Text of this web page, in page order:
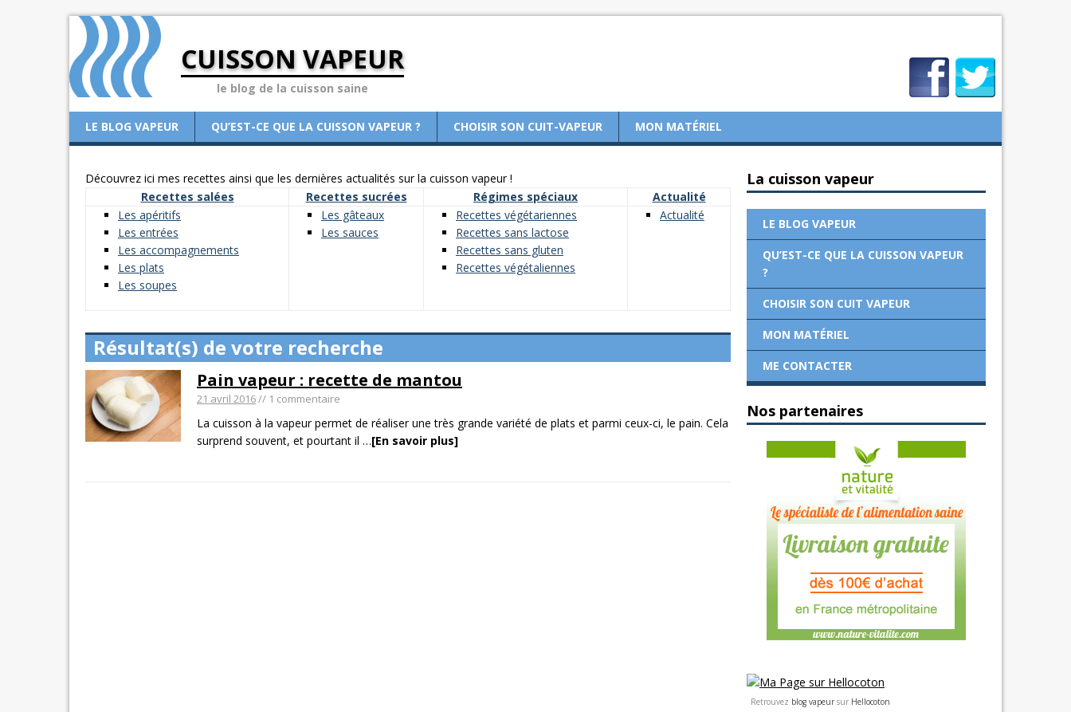
CUISSON VAPEUR
le blog de la cuisson saine
LE BLOG VAPEUR QU’EST-CE QUE LA CUISSON VAPEUR ? CHOISIR SON CUIT-VAPEUR MON MATÉRIEL
Découvrez ici mes recettes ainsi que les dernières actualités sur la cuisson vapeur !
Recettes salées
Recettes sucrées Régimes spéciaux
Actualité
Les apéritifs
Les entrées
Les accompagnements
Les plats
Les soupes
Les gâteaux
Les sauces
Recettes végétariennes
Recettes sans lactose
Recettes sans gluten
Recettes végétaliennes
Actualité
Résultat(s) de votre recherche
Pain vapeur : recette de mantou
21 avril 2016// 1 commentaire
La cuisson à la vapeur permet de réaliser une très grande variété de plats et parmi ceux-ci, le pain. Cela
surprend souvent, et pourtant il …[En savoir plus]
La cuisson vapeur
LE BLOG VAPEUR
QU’EST-CE QUE LA CUISSON VAPEUR
?
CHOISIR SON CUIT VAPEUR
MON MATÉRIEL
ME CONTACTER
Nos partenaires
Retrouvez blog vapeur sur Hellocoton